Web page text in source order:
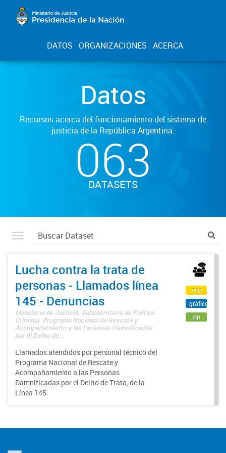
DATOS ORGANIZACIONES ACERCA
Datos
Recursos acerca del funcionamiento del sistema de
justicia de la República Argentina.
063
DATASETS
Lucha contra la trata de
personas - Llamados línea
145 - Denuncias
Ministerio de Justicia. Subsecretaría de Política
Criminal. Programa Nacional de Rescate y
Acompañamiento a las Personas Damnificadas
por el Delito de...
Llamados atendidos por personal técnico del
Programa Nacional de Rescate y
Acompañamiento a las Personas
Damnificadas por el Delito de Trata, de la
Línea 145.
csv
gráfico
zip